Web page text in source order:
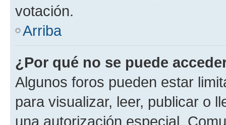
votación.
Arriba
¿Por qué no se puede
Algunos foros pueden estar
para visualizar, leer, publicar o
una autorización especial.